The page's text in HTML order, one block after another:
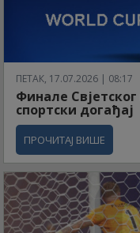
ПЕТАК, 17.07.2026 | 08:17
Финале
спортски догађај
ПРОЧИТАЈ ВИШЕ